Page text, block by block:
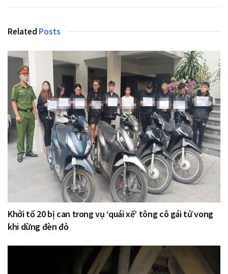
Related Posts
Khởi tố 20 bị can trong vụ ‘quái xế’ tông cô gái tử vong
khi dừng đèn đỏ